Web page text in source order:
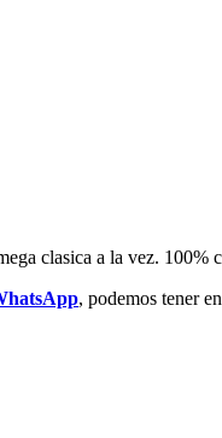
clasica a la vez.
, podemos tener